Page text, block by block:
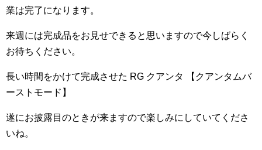
業は完了になります。
来週には完成品をお見せできると思いますので今しばらく
お待ちください。
長い時間をかけて完成させた RG クアンタ 【クアンタムバ
ーストモード】
遂にお披露目のときが来ますので楽しみにしていてくださ
いね。